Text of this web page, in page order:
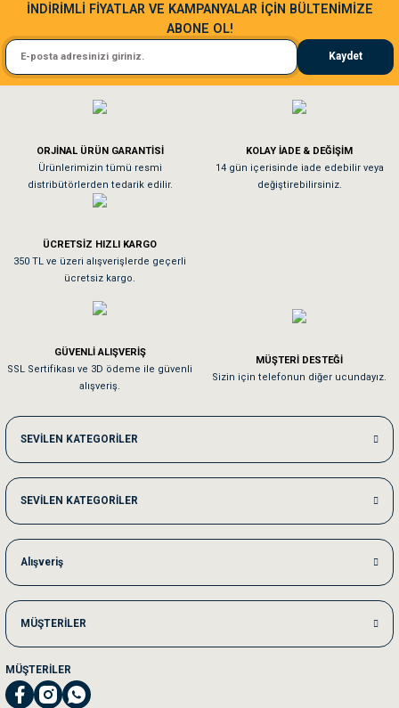
Gönder
Kedim taze mamaya bayıldı kargo fimrasın da bir sorun yaşadım ve arkadaşlar
El**** Ek******
Köpeğim bayıldı hediyeler için teşekkürler
As**** Tu******
Tavşanım kafesinin kalitesine ve paketlemesine bayıldım
Sa**** On******
Kedilerim beğeniyorlar. Memnunuz. Uygun fiyatta olması iyi.
Me***** Ya******
Akşam verdiğim sipariş bir sonraki gün elime ulaştı. Jack russell köpeğim
Ka***** Ar******
Ufak bir sorun harici sorun olmadı sağolsunlar onuda hemen çözdüler
İNDİRİMLİ FİYATLAR VE KAMPANYALAR İÇİN BÜLTENİMİZE
ABONE OL!
Kaydet
ORJİNAL ÜRÜN GARANTİSİ
Ürünlerimizin tümü resmi
distribütörlerden tedarik edilir.
KOLAY İADE & DEĞİŞİM
14 gün içerisinde iade edebilir veya
değiştirebilirsiniz.
ÜCRETSİZ HIZLI KARGO
350 TL ve üzeri alışverişlerde geçerli
ücretsiz kargo.
GÜVENLİ ALIŞVERİŞ
SSL Sertifikası ve 3D ödeme ile güvenli
alışveriş.
MÜŞTERİ DESTEĞİ
Sizin için telefonun diğer ucundayız.
SEVİLEN KATEGORİLER
SEVİLEN KATEGORİLER
Alışveriş
MÜŞTERİLER
MÜŞTERİLER